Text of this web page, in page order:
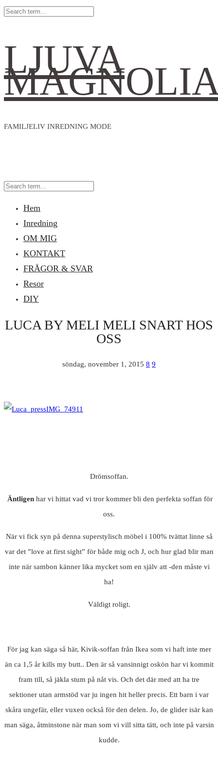
LJUVA
FAMILJELIV INREDNING MODE
Hem
Inredning
OM MIG
KONTAKT
FRÅGOR & SVAR
Resor
DIY
LUCA BY MELI MELI SNART HOS
OSS
söndag, november 1, 2015 8 9
Drömsoffan.
Äntligen har vi hittat vad vi tror kommer bli den perfekta soffan för
oss.
När vi fick syn på denna superstylisch möbel i 100% tvättat linne så
var det ”love at first sight” för både mig och J, och hur glad blir man
inte när sambon känner lika mycket som en själv att -den måste vi
ha!
Väldigt roligt.
För jag kan säga så här, Kivik-soffan från Ikea som vi haft inte mer
än ca 1,5 år kills my butt.. Den är så vansinnigt oskön har vi kommit
fram till, så jäkla stum på nåt vis. Och det där med att ha tre
sektioner utan armstöd var ju ingen hit heller precis. Ett barn i var
skåra ungefär, eller vuxen också för den delen. Jo, de glider isär kan
man säga, åtminstone när man som vi vill sitta tätt, och inte på varsin
kudde.